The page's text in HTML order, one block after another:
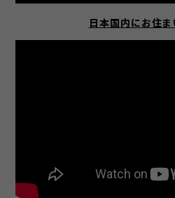
日本国内にお住